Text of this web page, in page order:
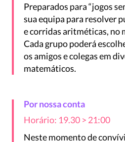
Preparados para “jogos
sua equipa para resolver
e corridas aritméticas, no
Cada grupo poderá
os amigos e colegas em
matemáticos.
Por nossa conta
Horário: 19.30 > 21:00
Neste momento de